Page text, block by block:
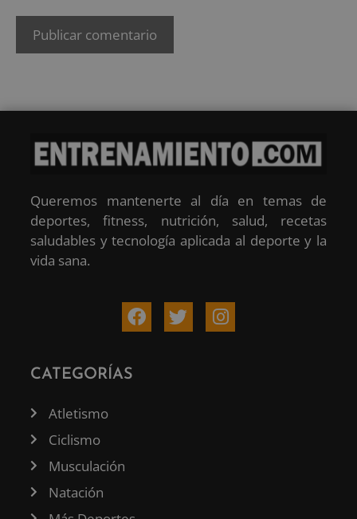
Queremos mantenerte al día en temas de
deportes, fitness, nutrición, salud, recetas
saludables y tecnología aplicada al deporte y la
vida sana.
CATEGORÍAS
Atletismo
Ciclismo
Musculación
Natación